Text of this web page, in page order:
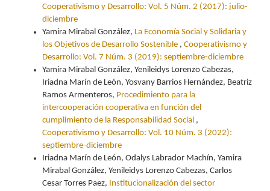
Cooperativismo y Desarrollo: Vol. 5 Núm. 2 (2017): julio-
diciembre
Yamira Mirabal González, La Economía Social y Solidaria y
los Objetivos de Desarrollo Sostenible , Cooperativismo y
Desarrollo: Vol. 7 Núm. 3 (2019): septiembre-diciembre
Yamira Mirabal González, Yenileidys Lorenzo Cabezas,
Iriadna Marín de León, Yosvany Barrios Hernández, Beatriz
Ramos Armenteros, Procedimiento para la
intercooperación cooperativa en función del
cumplimiento de la Responsabilidad Social ,
Cooperativismo y Desarrollo: Vol. 10 Núm. 3 (2022):
septiembre-diciembre
Iriadna Marín de León, Odalys Labrador Machín, Yamira
Mirabal González, Yenileidys Lorenzo Cabezas, Carlos
Cesar Torres Paez, Institucionalización del sector